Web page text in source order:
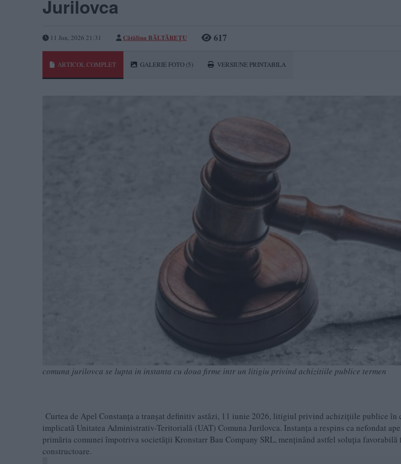
Jurilovca
11 Jun, 2026 21:31 Cătălina BĂLTĂREȚU 617
ARTICOL COMPLET GALERIE FOTO (5) VERSIUNE PRINTABILA
comuna jurilovca se lupta in instanta cu doua firme intr un litigiu privind achizitiile publice termen
Curtea de Apel Constanța a tranșat definitiv astăzi, 11 iunie 2026, litigiul privind achizițiile publice în
implicată Unitatea Administrativ-Teritorială (UAT) Comuna Jurilovca. Instanța a respins ca nefondat
primăria comunei împotriva societății Kronstarr Bau Company SRL, menținând astfel soluția favorabilă
constructoare.